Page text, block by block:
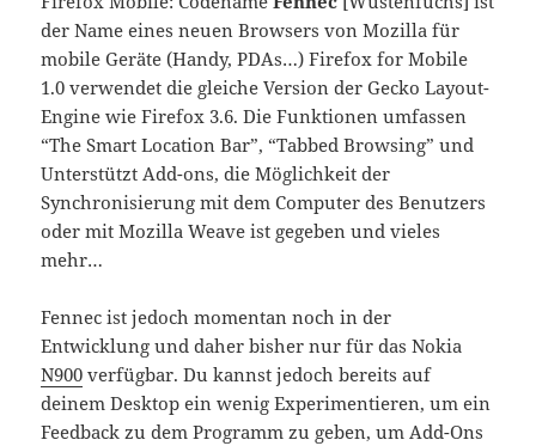
der Name eines neuen Browsers von Mozilla für
mobile Geräte (Handy, PDAs…) Firefox for Mobile
1.0 verwendet die gleiche Version der Gecko Layout-
Engine wie Firefox 3.6. Die Funktionen umfassen
“The Smart Location Bar”, “Tabbed Browsing” und
Unterstützt Add-ons, die Möglichkeit der
Synchronisierung mit dem Computer des Benutzers
oder mit Mozilla Weave ist gegeben und vieles
mehr…
Fennec ist jedoch momentan noch in der
Entwicklung und daher bisher nur für das Nokia
N900 verfügbar. Du kannst jedoch bereits auf
deinem Desktop ein wenig Experimentieren, um ein
Feedback zu dem Programm zu geben, um Add-Ons